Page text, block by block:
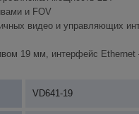
и FOV
видео и управляющих
19 мм, интерфейс Ethernet
VD641-19